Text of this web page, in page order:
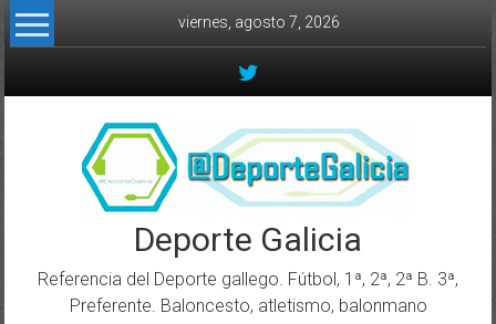
Skip to content
viernes, agosto 7, 2026
Deporte Galicia
Referencia del Deporte gallego. Fútbol, 1ª, 2ª, 2ª B. 3ª,
Preferente. Baloncesto, atletismo, balonmano